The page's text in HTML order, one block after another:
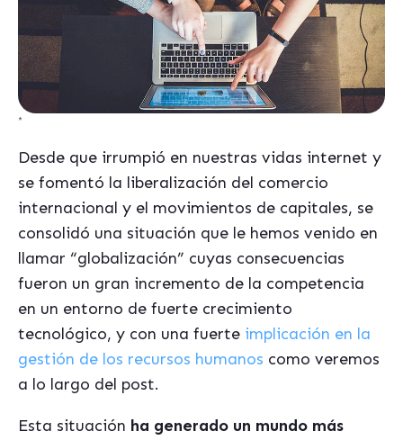
*
Desde que irrumpió en nuestras vidas internet y
se fomentó la liberalización del comercio
internacional y el movimientos de capitales, se
consolidó una situación que le hemos venido en
llamar “globalización” cuyas consecuencias
fueron un gran incremento de la competencia
en un entorno de fuerte crecimiento
tecnológico, y con una fuerte implicación en la
gestión de los recursos humanos como veremos
a lo largo del post.
Esta situación ha generado un mundo más